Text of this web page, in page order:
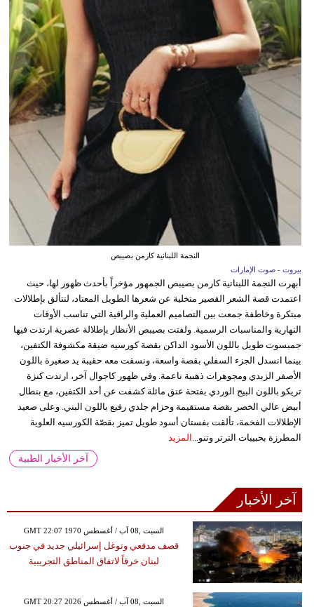
النجمة اللبنانية كارمن بصيبص
بيروت - صوت الإمارات
أبهرت النجمة اللبنانية كارمن بصيبص الجمهور مؤخراً بأحدث ظهور لها، حيث
اعتمدت قصة الشعر القصير متخلية عن شعرها الطويل المعتاد، لتتألق بإطلالات
مبتكرة وخاطفة جمعت بين التصاميم العملية والراقية التي تناسب الأوقات
النهارية والمناسبات الرسمية. ولفتت بصيبص الأنظار بإطلالة عصرية ارتدت فيها
جمبسوت طويل باللون الأسود الداكن بقصة كورسيه ضيقة مكشوفة الكتفين،
بينما انسدل الجزء السفلي بقصة واسعة، ونسقت معه حقيبة يد صغيرة باللون
الأصفر الزبدي ومجوهرات ذهبية ناعمة. وفي ظهور كاجوال آخر، ارتدت كنزة
تريكو باللون البيج الوردي بفتحة عنق مائلة كشفت عن أحد الكتفين، مع بنطال
أبيض عالي الخصر بقصة مستقيمة وحزام جلدي رفيع باللون البني. وعلى صعيد
الإطلالات الفخمة، تألقت بفستان أسود طويل تميز بقصّة الكورسيه العلوية
المطرزة بحبيبات الترتر وتنو... المزيد
آخر الأخبار الطبية
آخر الأخبار
GMT 22:07 1970 السبت ,08 آب / أغسطس
قصف مدفعي وتوغل إسرائيلي جديد في جنوب
لبنان خرقاً لاتفاق المناطق التجريبية
GMT 20:27 2026 السبت ,08 آب / أغسطس